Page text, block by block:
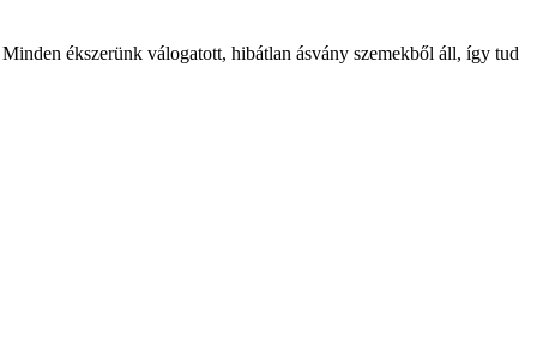
ékszerünk válogatott, hibátlan ásvány szemekből áll, így tud